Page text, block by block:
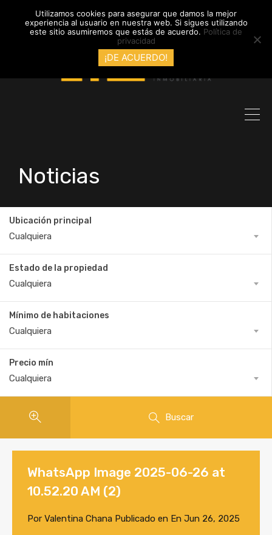
info@inmobiliariadyl.com
Noticias
Ubicación principal
Cualquiera
Estado de la propiedad
Cualquiera
Mínimo de habitaciones
Cualquiera
Precio mín
Cualquiera
Buscar
WhatsApp Image 2025-06-26 at
10.52.20 AM (2)
Por Valentina Chana Publicado en En Jun 26, 2025
Utilizamos cookies para asegurar que damos la mejor
experiencia al usuario en nuestra web. Si sigues utilizando
este sitio asumiremos que estás de acuerdo. Política de
privacidad
¡DE ACUERDO!